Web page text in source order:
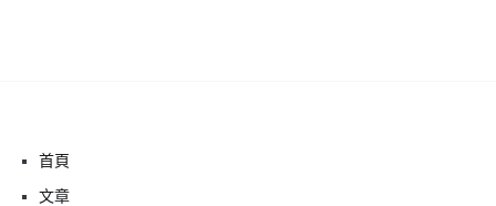
首頁
文章